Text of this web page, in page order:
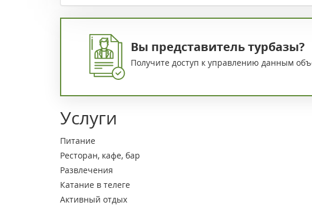
Вы представитель турбазы?
Получите доступ к управлению данным
Услуги
Питание
Ресторан, кафе, бар
Развлечения
Катание в телеге
Активный отдых